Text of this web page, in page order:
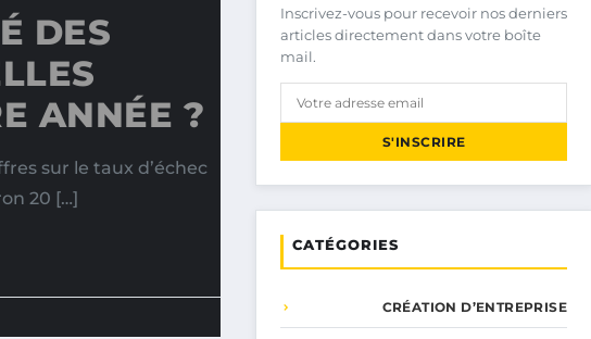
DES
ANNÉE ?
sur le taux d’échec
20 […]
Inscrivez-vous pour recevoir nos derniers
articles directement dans votre boîte
mail.
S'INSCRIRE
CATÉGORIES
CRÉATION D’ENTREPRISE